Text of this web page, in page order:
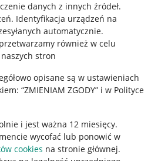
danych z innych źródeł.
. Identyfikacja urządzeń na
automatycznie.
również w celu
stron
opisane są w ustawieniach
“ZMIENIAM ZGODY” i w Polityce
i jest ważna 12 miesięcy.
wycofać lub ponowić w
cookies na stronie głównej.
Cyfrowych